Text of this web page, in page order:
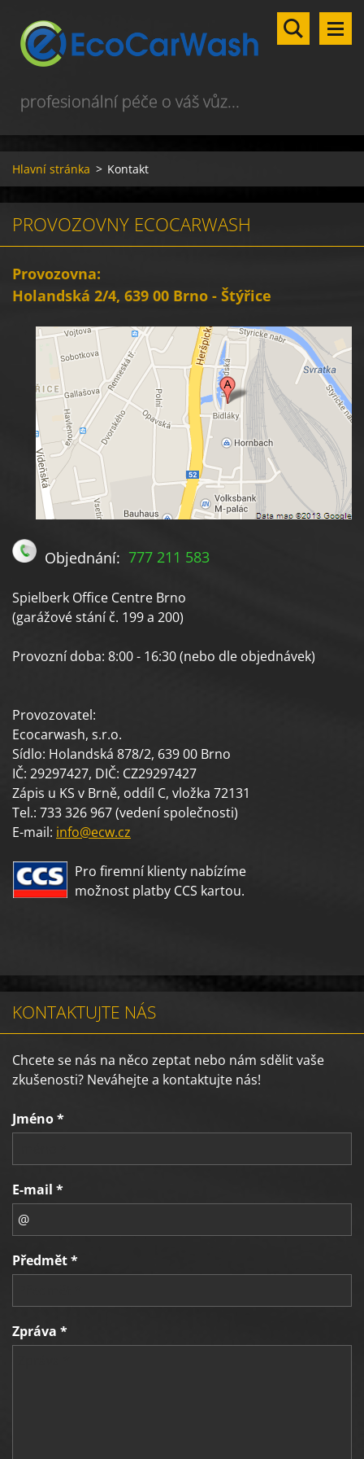
profesionální péče o váš vůz...
Hlavní stránka > Kontakt
PROVOZOVNY ECOCARWASH
Provozovna:
Holandská 2/4, 639 00 Brno - Štýřice
Objednání: 777 211 583
Spielberk Office Centre Brno
(garážové stání č. 199 a 200)
Provozní doba: 8:00 - 16:30 (nebo dle objednávek)
Provozovatel:
Ecocarwash, s.r.o.
Sídlo: Holandská 878/2, 639 00 Brno
IČ: 29297427, DIČ: CZ29297427
Zápis u KS v Brně, oddíl C, vložka 72131
Tel.: 733 326 967 (vedení společnosti)
E-mail: info@ecw.cz
Pro firemní klienty nabízíme
možnost platby CCS kartou.
KONTAKTUJTE NÁS
Chcete se nás na něco zeptat nebo nám sdělit vaše
zkušenosti? Neváhejte a kontaktujte nás!
Jméno *
E-mail *
Předmět *
Zpráva *